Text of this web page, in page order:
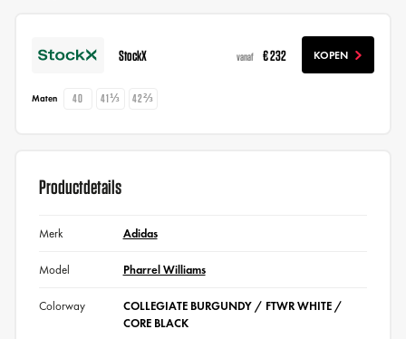
StockX vanaf € 232 KOPEN
Maten 40 41⅓ 42⅔
Productdetails
Merk Adidas
Model Pharrel Williams
Colorway
COLLEGIATE BURGUNDY / FTWR WHITE /
CORE BLACK